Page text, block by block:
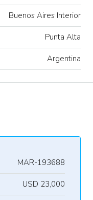
Buenos Aires Interior
Punta Alta
Argentina
MAR-193688
USD 23,000